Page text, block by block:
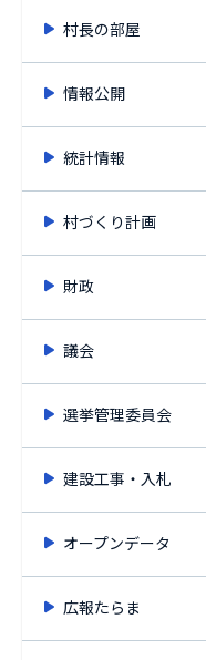
村長の部屋
情報公開
統計情報
村づくり計画
財政
議会
選挙管理委員会
建設工事・入札
オープンデータ
広報たらま